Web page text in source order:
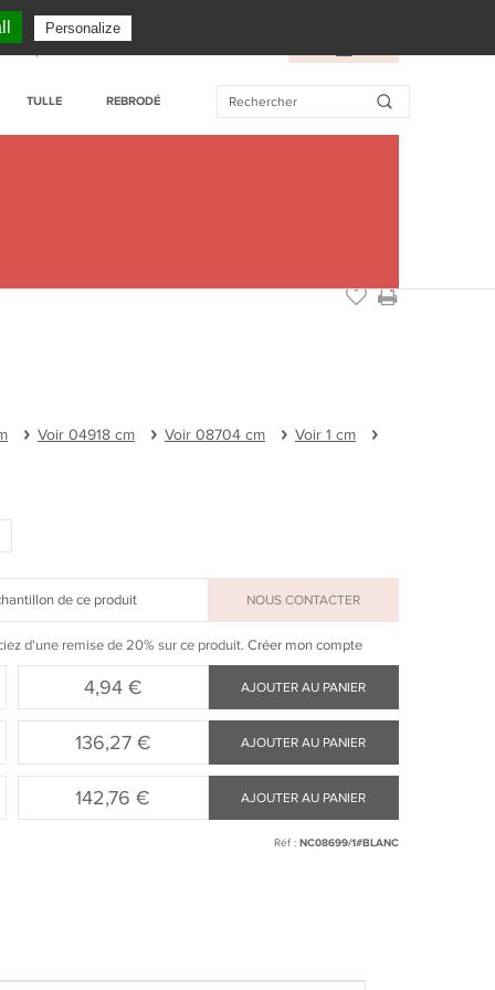
TULLE REBRODÉ
Voir 04918 cm Voir 08704 cm
Voir 1 cm
de ce produit NOUS CONTACTER
d'une remise de 20% sur ce produit. Créer mon compte
4,94 € AJOUTER AU PANIER
136,27 € AJOUTER AU PANIER
142,76 € AJOUTER AU PANIER
Réf : NC08699/1#BLANC
Personalize